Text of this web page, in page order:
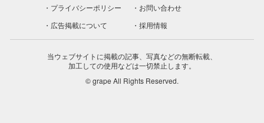
プライバシーポリシー
お問い合わせ
広告掲載について
採用情報
当ウェブサイトに掲載の記事、写真などの無断転載、
加工しての使用などは一切禁止します。
© grape All Rights Reserved.